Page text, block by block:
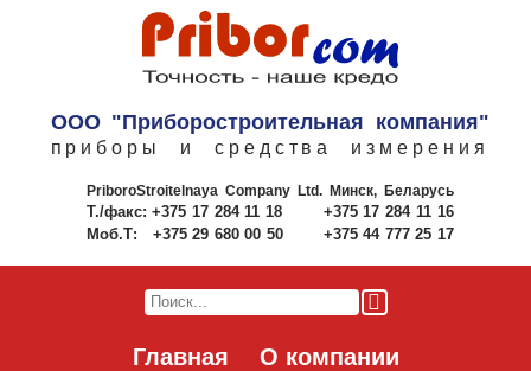
ООО "Приборостроительная компания"
приборы и средства измерения
PriboroStroitelnaya Company Ltd.Минск, Беларусь
Т./факс: +375 17 284 11 18
+375 17 284 11 16
Моб.Т:
+375 29 680 00 50 +375 44 777 25 17
Главная О компании